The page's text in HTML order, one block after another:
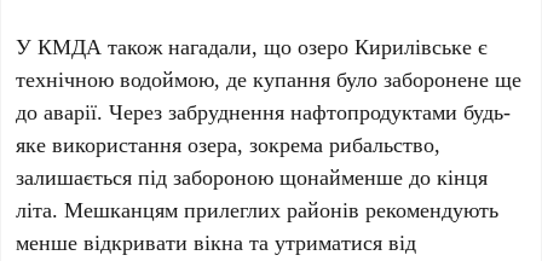
УКМДА також нагадали, щоозеро Кирилівське є
технічною водоймою, де купання було заборонене ще
до аварії. Через забруднення нафтопродуктами будь-
яке використання озера, зокрема рибальство,
залишається під забороною щонайменше до кінця
літа. Мешканцям прилеглих районів рекомендують
менше відкривати вікна та утриматися від